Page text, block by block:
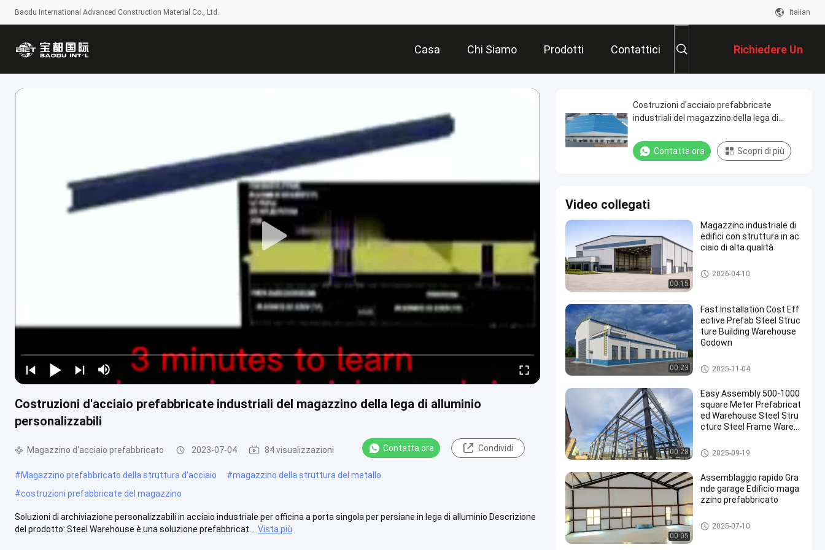
Baodu International Advanced Construction Material Co., Ltd. Italian
Casa Chi Siamo Prodotti Contattici Richiedere Un
Preventivo
Costruzioni d'acciaio prefabbricate industriali del magazzino della lega di alluminio
personalizzabili
Magazzino d'acciaio prefabbricato 2023-07-04 84 visualizzazioni Contatta ora Condividi
#Magazzino prefabbricato della struttura d'acciaio #magazzino della struttura del metallo
#costruzioni prefabbricate del magazzino
Soluzioni di archiviazione personalizzabili in acciaio industriale per officina a porta singola per persiane in lega di alluminio Descrizione
del prodotto: Steel Warehouse è una soluzione prefabbricat...
Vista più
Costruzioni d'acciaio prefabbricate
industriali del magazzino della lega di
Contatta ora Scopri di più
Video collegati
00:15
Magazzino industriale di
edifici con struttura in ac
ciaio di alta qualità
Magazzino di acciaio prefabbri
cato
2026-04-10
00:23
Fast Installation Cost Eff
ective Prefab Steel Struc
ture Building Warehouse
Godown
Magazzino d'acciaio prefabbri
cato
2025-11-04
00:28
Easy Assembly 500-1000
square Meter Prefabricat
ed Warehouse Steel Stru
cture Steel Frame Wareh
e
Magazzino d'acciaio prefabbri
cato
2025-09-19
00:05
Assemblaggio rapido Gra
nde garage Edificio maga
zzino prefabbricato
Magazzino d'acciaio prefabbri
cato
2025-07-10